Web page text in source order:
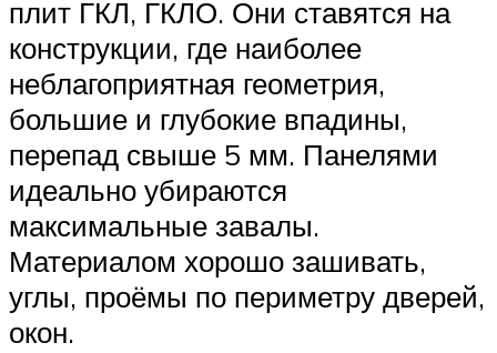
плит ГКЛ, ГКЛО. Они ставятся на
конструкции, где наиболее
неблагоприятная геометрия,
большие и глубокие впадины,
перепад свыше 5 мм. Панелями
идеально убираются
максимальные завалы.
Материалом хорошо зашивать,
углы, проёмы по периметру дверей,
окон.